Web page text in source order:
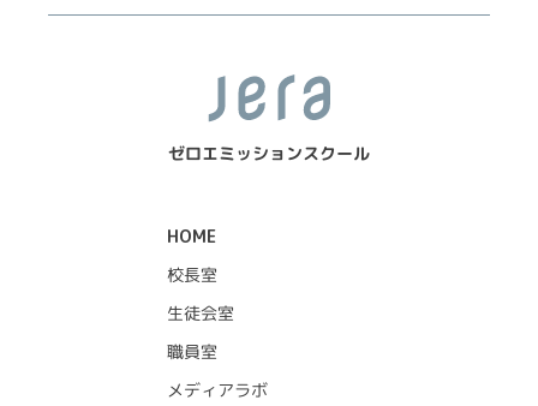
ゼロエミッションスクール
HOME
校長室
生徒会室
職員室
メディアラボ